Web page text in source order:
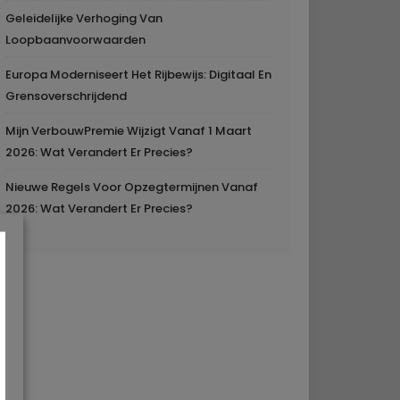
Geleidelijke Verhoging Van
Loopbaanvoorwaarden
Europa Moderniseert Het Rijbewijs: Digitaal En
Grensoverschrijdend
Mijn VerbouwPremie Wijzigt Vanaf 1 Maart
2026: Wat Verandert Er Precies?
Nieuwe Regels Voor Opzegtermijnen Vanaf
2026: Wat Verandert Er Precies?